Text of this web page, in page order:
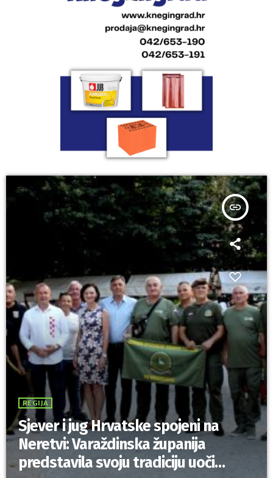
insert_link
REGIJA
Sjever i jug Hrvatske spojeni na
Neretvi: Varaždinska županija
predstavila svoju tradiciju uoči